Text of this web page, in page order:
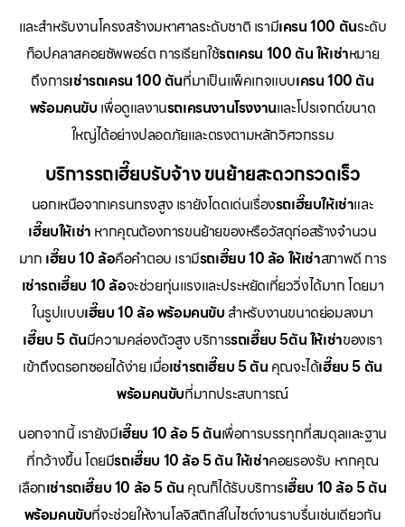
และสำหรับงานโครงสร้างมหาศาลระดับชาติ เรามีเครน 100 ตันระดับ
ท็อปคลาสคอยซัพพอร์ต การเรียกใช้รถเครน 100 ตัน ให้เช่าหมาย
ถึงการเช่ารถเครน 100 ตันที่มาเป็นแพ็คเกจแบบเครน 100 ตัน
พร้อมคนขับ เพื่อดูแลงานรถเครนงานโรงงานและโปรเจกต์ขนาด
ใหญ่ได้อย่างปลอดภัยและตรงตามหลักวิศวกรรม
บริการรถเฮี๊ยบรับจ้าง ขนย้ายสะดวกรวดเร็ว
นอกเหนือจากเครนทรงสูง เรายังโดดเด่นเรื่องรถเฮี๊ยบให้เช่าและ
เฮี๊ยบให้เช่า หากคุณต้องการขนย้ายของหรือวัสดุก่อสร้างจำนวน
มาก เฮี๊ยบ 10 ล้อคือคำตอบ เรามีรถเฮี๊ยบ 10 ล้อ ให้เช่าสภาพดี การ
เช่ารถเฮี๊ยบ 10 ล้อจะช่วยทุ่นแรงและประหยัดเที่ยววิ่งได้มาก โดยมา
ในรูปแบบเฮี๊ยบ 10 ล้อ พร้อมคนขับ สำหรับงานขนาดย่อมลงมา
เฮี๊ยบ 5 ตันมีความคล่องตัวสูง บริการรถเฮี๊ยบ 5ตัน ให้เช่าของเรา
เข้าถึงตรอกซอยได้ง่าย เมื่อเช่ารถเฮี๊ยบ 5 ตัน คุณจะได้เฮี๊ยบ 5 ตัน
พร้อมคนขับที่มากประสบการณ์
นอกจากนี้ เรายังมีเฮี๊ยบ 10 ล้อ 5 ตันเพื่อการบรรทุกที่สมดุลและฐาน
ที่กว้างขึ้น โดยมีรถเฮี๊ยบ 10 ล้อ 5 ตัน ให้เช่าคอยรองรับ หากคุณ
เลือกเช่ารถเฮี๊ยบ 10 ล้อ 5 ตัน คุณก็ได้รับบริการเฮี๊ยบ 10 ล้อ 5 ตัน
พร้อมคนขับที่จะช่วยให้งานโลจิสติกส์ในไซต์งานราบรื่นเช่นเดียวกัน